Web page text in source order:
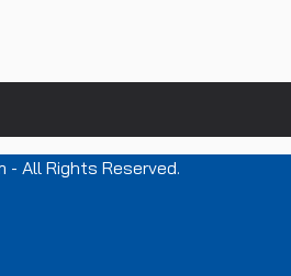
- All Rights Reserved.